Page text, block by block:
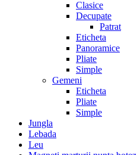
Clasice
Decupate
Patrat
Eticheta
Panoramice
Pliate
Simple
Gemeni
Eticheta
Pliate
Simple
Jungla
Lebada
Leu